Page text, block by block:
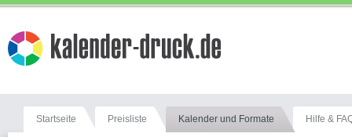
Startseite Preisliste Kalender und Formate Hilfe &